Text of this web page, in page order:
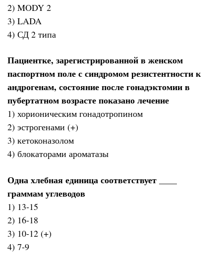
2) MODY 2
3) LADA
4) СД 2 типа
Пациентке, зарегистрированной в женском
паспортном поле с синдромом резистентности к
андрогенам, состояние после гонадэктомии в
пубертатном возрасте показано лечение
1) хорионическим гонадотропином
2) эстрогенами (+)
3) кетоконазолом
4) блокаторами ароматазы
Одна хлебная единица соответствует ____
граммам углеводов
1) 13-15
2) 16-18
3) 10-12 (+)
4) 7-9